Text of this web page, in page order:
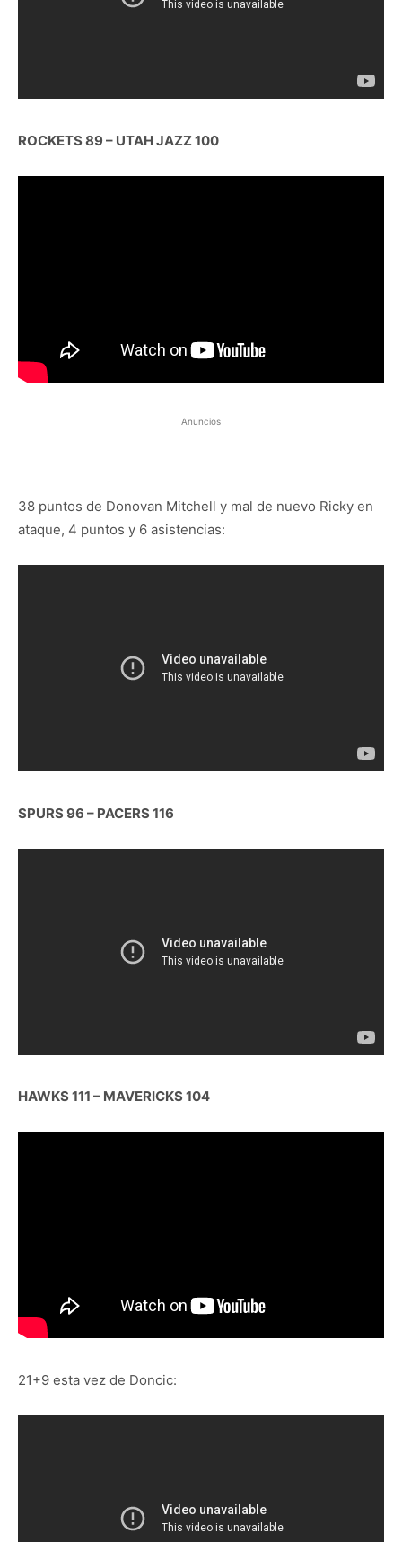
ROCKETS 89 – UTAH JAZZ 100
Anuncios
38 puntos de Donovan Mitchell y mal de nuevo Ricky en
ataque, 4 puntos y 6 asistencias:
SPURS 96 – PACERS 116
HAWKS 111 – MAVERICKS 104
21+9 esta vez de Doncic: